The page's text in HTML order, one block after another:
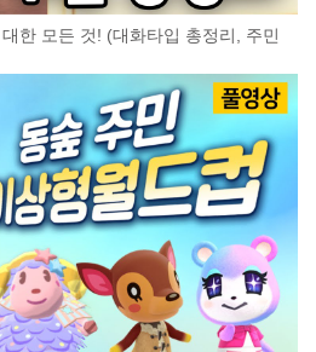
한 모든 것! (대화타입 총정리, 주민